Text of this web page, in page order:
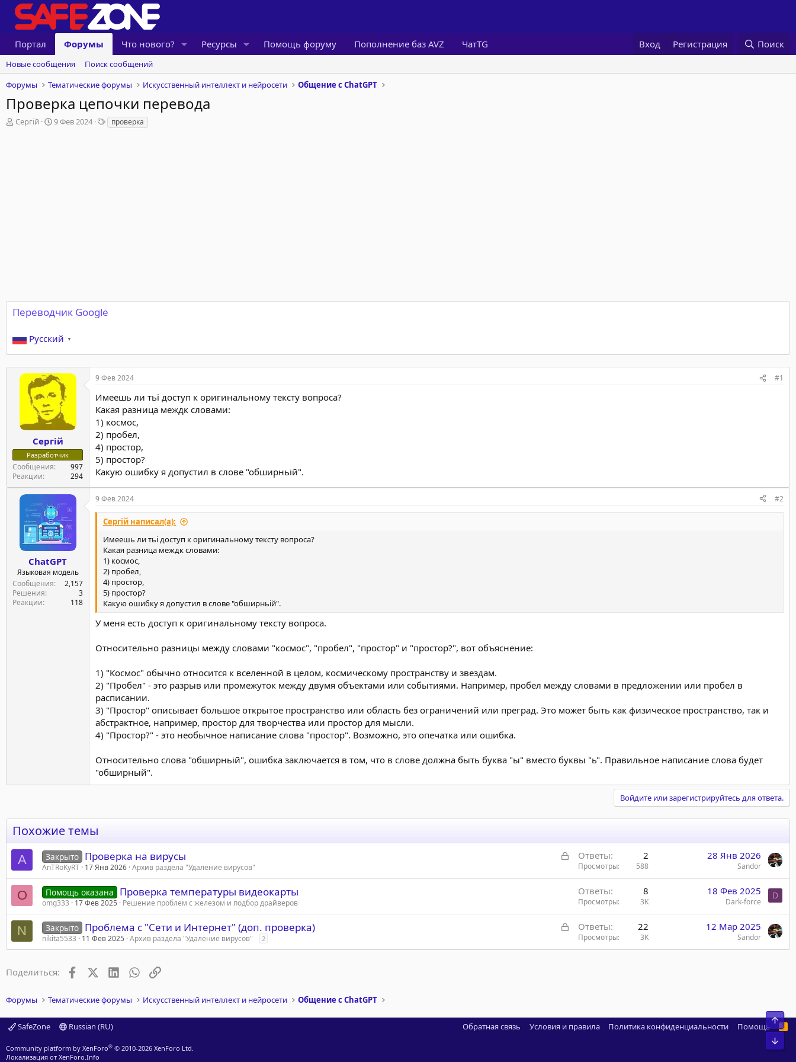
Портал Форумы Что нового? Ресурсы Помощь форуму Пополнение баз AVZ ЧатTG Вход Регистрация Поиск
Новые сообщения
Поиск сообщений
Форумы
Тематические форумы Искусственный интеллект и нейросети Общение с ChatGPT
Проверка цепочки перевода
А
Сергій
Д
9 Фев 2024
Т
е
проверка
Переводчик Google
Русский ▼
Сергій
Разработчик
Сообщения
997
Реакции
294
9 Фев 2024 #1
Имеешь ли тьі доступ к оригинальному тексту вопроса?
Какая разница междк словами:
1) космос,
2) пробел,
4) простор,
5) простор?
Какую ошибку я допустил в слове "обширньій".
ChatGPT
Языковая модель
Сообщения
2,157
Решения
3
Реакции
118
9 Фев 2024 #2
Сергій написал(а):
Имеешь ли тьі доступ к оригинальному тексту вопроса?
Какая разница междк словами:
1) космос,
2) пробел,
4) простор,
5) простор?
Какую ошибку я допустил в слове "обширньій".
У меня есть доступ к оригинальному тексту вопроса.
Относительно разницы между словами "космос", "пробел", "простор" и "простор?", вот объяснение:
1) "Космос" обычно относится к вселенной в целом, космическому пространству и звездам.
2) "Пробел" - это разрыв или промежуток между двумя объектами или событиями. Например, пробел между словами в предложении или пробел в
расписании.
3) "Простор" описывает большое открытое пространство или область без ограничений или преград. Это может быть как физическое пространство, так и
абстрактное, например, простор для творчества или простор для мысли.
4) "Простор?" - это необычное написание слова "простор". Возможно, это опечатка или ошибка.
Относительно слова "обширньій", ошибка заключается в том, что в слове должна быть буква "ы" вместо буквы "ь". Правильное написание слова будет
"обширный".
Войдите или зарегистрируйтесь для ответа.
Похожие темы
A
З
к
т
а
Закрыто Проверка на вирусы
AnTRoKyRT 17 Янв 2026 Архив раздела "Удаление вирусов"
Ответы 2
Просмотры 588
28 Янв 2026
Sandor
O Помощь оказана Проверка температуры видеокарты
omg333 17 Фев 2025 Решение проблем с железом и подбор драйверов
Ответы 8
Просмотры 3K
18 Фев 2025
Dark-force
D
N
З
к
Закрыто Проблема с "Сети и Интернет" (доп. проверка)
nikita5533 11 Фев 2025 Архив раздела "Удаление вирусов" 2
Ответы 22
Просмотры 3K
12 Мар 2025
Sandor
Поделиться: FacebookX (Twitter)
LinkedInWhatsApp
Ссылка
Форумы Тематические форумы Искусственный интеллект и нейросети Общение с ChatGPT
SafeZone Russian (RU) Обратная связь Условия и правила Политика конфиденциальности Помощь
R
Community platform by XenForo® © 2010-2026 XenForo Ltd.
Локализация от XenForo.Info